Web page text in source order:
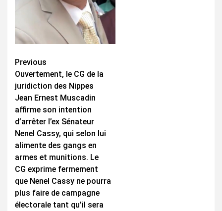
Continue
Reading
Previous
Ouvertement, le CG de la
juridiction des Nippes
Jean Ernest Muscadin
affirme son intention
d’arrêter l’ex Sénateur
Nenel Cassy, qui selon lui
alimente des gangs en
armes et munitions. Le
CG exprime fermement
que Nenel Cassy ne pourra
plus faire de campagne
électorale tant qu’il sera